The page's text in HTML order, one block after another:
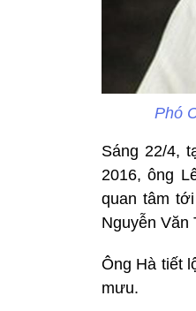
Phó
Sáng 22/4,
2016, ông
quan tâm
Nguyễn Văn
Ông Hà tiết
mưu.